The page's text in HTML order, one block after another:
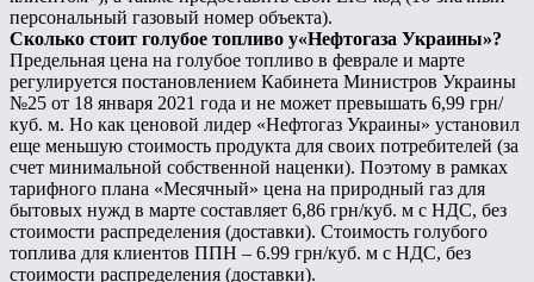
персональный газовый номер объекта).
Сколько стоит голубое топливо у«Нефтогаза Украины»?
Предельная цена на голубое топливо в феврале и марте
регулируется постановлением Кабинета Министров Украины
№25 от 18 января 2021 года и не может превышать 6,99 грн/
куб. м. Но как ценовой лидер «Нефтогаз Украины» установил
еще меньшую стоимость продукта для своих потребителей (за
счет минимальной собственной наценки). Поэтому в рамках
тарифного плана «Месячный» цена на природный газ для
бытовых нужд в марте составляет 6,86 грн/куб. м с НДС, без
стоимости распределения (доставки). Стоимость голубого
топлива для клиентов ППН – 6.99 грн/куб. м с НДС, без
стоимости распределения (доставки).